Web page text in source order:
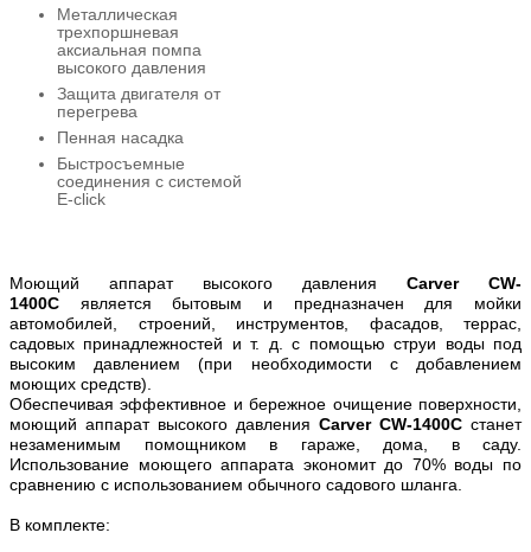
Металлическая
трехпоршневая
аксиальная помпа
высокого давления
Защита двигателя от
перегрева
Пенная насадка
Быстросъемные
соединения с системой
E-click
Моющий аппарат высокого давления Carver CW-
1400C является бытовым и предназначен для мойки
автомобилей, строений, инструментов, фасадов, террас,
садовых принадлежностей и т. д. с помощью струи воды под
высоким давлением (при необходимости с добавлением
моющих средств).
Обеспечивая эффективное и бережное очищение поверхности,
моющий аппарат высокого давления Carver CW-1400C станет
незаменимым помощником в гараже, дома, в саду.
Использование моющего аппарата экономит до 70% воды по
сравнению с использованием обычного садового шланга.
В комплекте: